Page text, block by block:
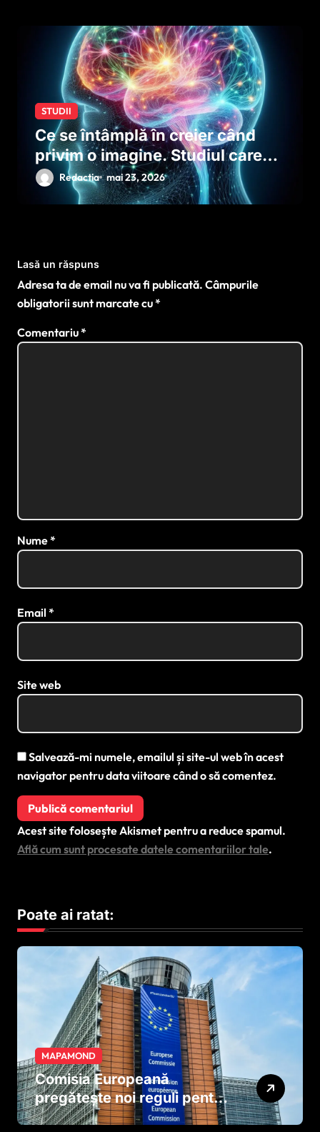
STUDII
Ce se întâmplă în creier când
privim o imagine. Studiul care
explică rolul neuronilor
Redactia mai 23, 2026
Lasă un răspuns
Adresa ta de email nu va fi publicată. Câmpurile
obligatorii sunt marcate cu*
Comentariu*
Nume*
Email *
Site web
Salvează-mi numele, emailul și site-ul web în acest
navigator pentru data viitoare când o să comentez.
Acest site folosește Akismet pentru a reduce spamul.
Află cum sunt procesate datele comentariilor tale.
Poate ai ratat:
MAPAMOND
Comisia Europeană
pregătește noi reguli pentru
tutun și țigările electronice